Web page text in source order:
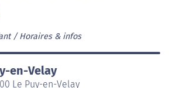
Horaires & infos
en-Velay
Le Puy-en-Velay